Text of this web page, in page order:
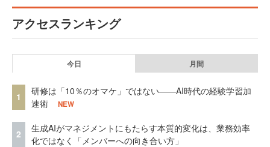
アクセスランキング
今日 月間
1
研修は「10％のオマケ」ではない——AI時代の経験学習加
速術
NEW
2
生成AIがマネジメントにもたらす本質的変化は、業務効率
化ではなく「メンバーへの向き合い方」